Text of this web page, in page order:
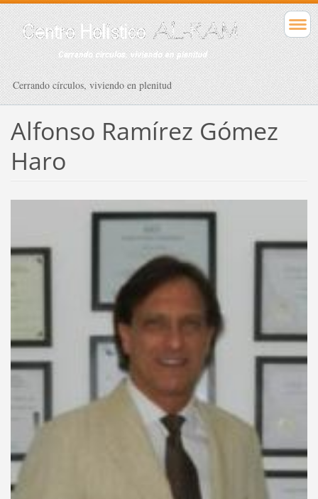
Cerrando círculos, viviendo en plenitud
Alfonso Ramírez Gómez
Haro